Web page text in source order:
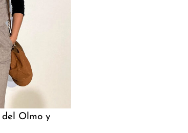
Olmo y